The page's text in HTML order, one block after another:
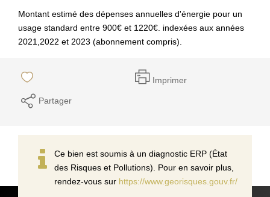
Montant estimé des dépenses annuelles d'énergie pour un
usage standard entre 900€ et 1220€. indexées aux années
2021,2022 et 2023 (abonnement compris).
Imprimer
Partager
Ce bien est soumis à un diagnostic ERP (État
des Risques et Pollutions). Pour en savoir plus,
rendez-vous sur https://www.georisques.gouv.fr/